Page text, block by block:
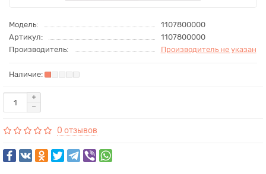
Модель:
1107800000
Артикул:
1107800000
Производитель:
Производитель не указан
0 отзывов